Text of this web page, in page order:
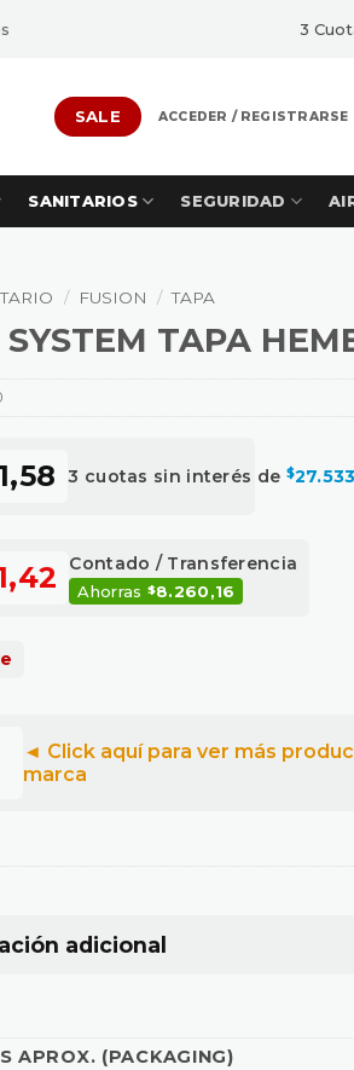
3
SALE ACCEDER / REGISTRARSE
SANITARIOS SEGURIDAD
/ FUSION / TAPA
TAPA
3 cuotas sin interés de $
Contado / Transferencia
Ahorras $8.260,16
adicional
APROX. (PACKAGING)